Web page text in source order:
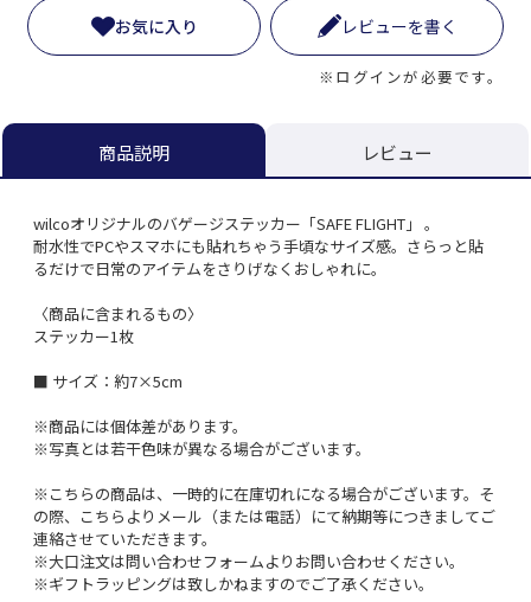
お気に入り レビューを書く
※ログインが必要です。
商品説明 レビュー
wilcoオリジナルのバゲージステッカー「SAFE FLIGHT」 。
耐水性でPCやスマホにも貼れちゃう手頃なサイズ感。さらっと貼
るだけで日常のアイテムをさりげなくおしゃれに。
〈商品に含まれるもの〉
ステッカー1枚
■ サイズ：約7×5cm
※商品には個体差があります。
※写真とは若干色味が異なる場合がございます。
※こちらの商品は、一時的に在庫切れになる場合がございます。そ
の際、こちらよりメール（または電話）にて納期等につきましてご
連絡させていただきます。
※大口注文は問い合わせフォームよりお問い合わせください。
※ギフトラッピングは致しかねますのでご了承ください。